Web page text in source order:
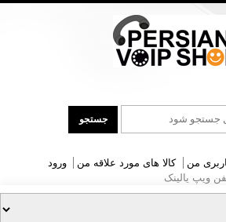
جستجو
من کالا های مورد علاقه من
ورود